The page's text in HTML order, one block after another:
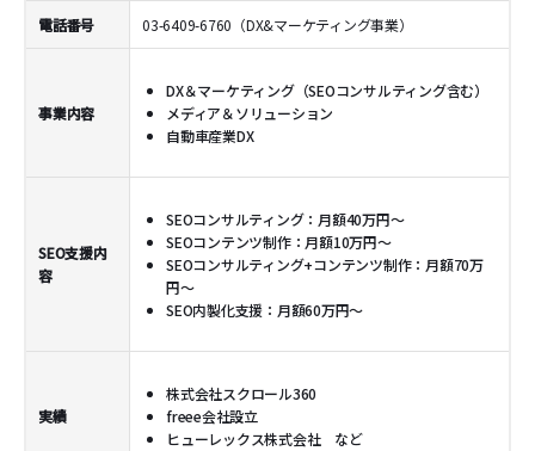
電話番号 03-6409-6760（DX&マーケティング事業）
事業内容
DX＆マーケティング（SEOコンサルティング含む）
メディア＆ソリューション
自動車産業DX
SEO支援内
容
SEOコンサルティング：月額40万円～
SEOコンテンツ制作：月額10万円～
SEOコンサルティング+コンテンツ制作：月額70万
円～
SEO内製化支援：月額60万円～
実績
株式会社スクロール360
freee会社設立
ヒューレックス株式会社 など